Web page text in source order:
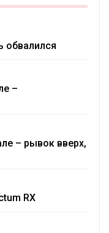
обвалился
–
– рывок вверх,
RX